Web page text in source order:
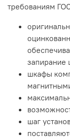
требованиям
запирание
шкафы
шаг